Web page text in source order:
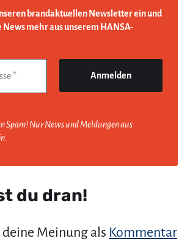
brandaktuellen Newsletter ein und
News mehr aus unserem HANSA-
Spam! Nur News und Meldungen aus
du dran!
deine Meinung als Kommentar